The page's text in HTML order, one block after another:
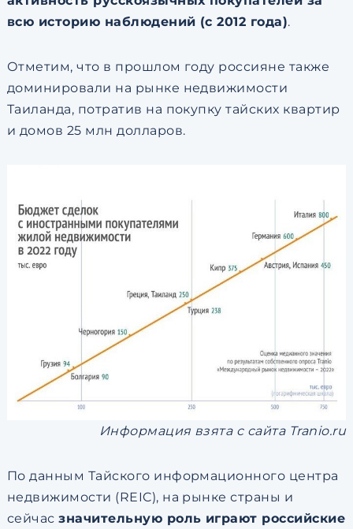
всю историю наблюдений (с 2012 года).
Отметим, что в прошлом году россияне также
доминировали на рынке недвижимости
Таиланда, потратив на покупку тайских квартир
и домов 25 млн долларов.
Информация взята с сайта Tranio.ru
По данным Тайского информационного центра
недвижимости (REIC), на рынке страны и
сейчасзначительную роль играют российские